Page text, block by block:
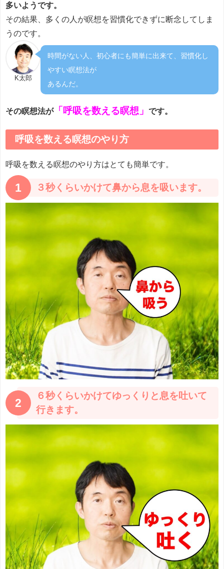
多いようです。
その結果、多くの人が瞑想を習慣化できずに断念してしま
うのです。
K太郎
時間がない人、初心者にも簡単に出来て、習慣化し
やすい瞑想法が
あるんだ。
その瞑想法が「呼吸を数える瞑想」 です。
呼吸を数える瞑想のやり方
呼吸を数える瞑想のやり方はとても簡単です。
1 ３秒くらいかけて鼻から息を吸います。
2
６秒くらいかけてゆっくりと息を吐いて
行きます。